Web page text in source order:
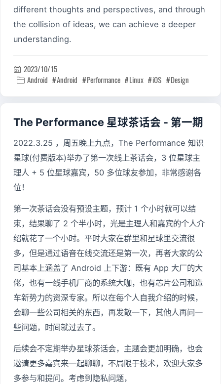
different thoughts and perspectives, and through
the collision of ideas, we can achieve a deeper
understanding.
 2023/10/15
 Android Android Performance Linux iOS Design
The Performance 星球茶话会 - 第一期
2022.3.25 ，周五晚上九点，The Performance 知识
星球(付费版本)举办了第一次线上茶话会，3 位星球主
理人 + 5 位星球嘉宾，50 多位球友参加，非常感谢各
位！
第一次茶话会没有预设主题，预计 1 个小时就可以结
束，结果聊了 2 个半小时，光是主理人和嘉宾的个人介
绍就花了一个小时。平时大家在群里和星球里交流很
多，但是通过语音在线交流还是第一次，再者大家的公
司基本上涵盖了 Android 上下游：既有 App 大厂的大
佬，也有一线手机厂商的系统大咖，也有芯片公司和造
车新势力的资深专家。所以在每个人自我介绍的时候，
会聊一些公司相关的东西，再发散一下，其他人再问一
些问题，时间就过去了。
后续会不定期举办星球茶话会，主题会更加明确，也会
邀请更多嘉宾来一起聊聊，不局限于技术，欢迎大家多
多参与和提问。考虑到隐私问题，